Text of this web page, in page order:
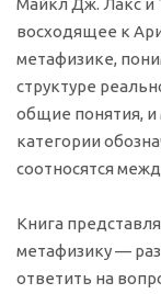
Майкл Дж. Лакс и
восходящее к
метафизике,
структуре
общие понятия, и
категории
соотносятся
Книга
метафизику —
ответить на